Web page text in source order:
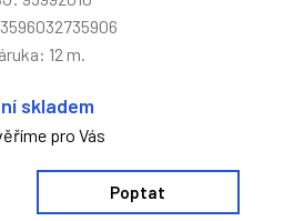
12 m.
skladem
pro Vás
Poptat